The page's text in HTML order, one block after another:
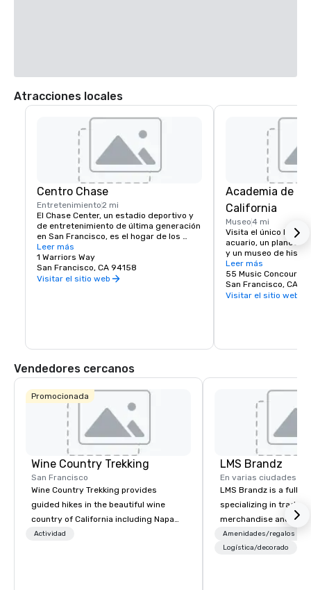
Atracciones locales
Centro Chase
Entretenimiento2 mi
El Chase Center, un estadio deportivo y
de entretenimiento de última generación
en San Francisco, es el hogar de los
Golden State Warriors y de casi 200
eventos al año.
Leer más
1 Warriors Way
San Francisco, CA 94158
Visitar el sitio web
Academia de
California
Museo4 mi
Visita el único lugar
acuario, un
y un museo de
un mismo techo.
Leer más
55 Music Concourse
San Francisco, CA
Visitar el sitio web
Vendedores cercanos
Promocionada
Wine Country Trekking
San Francisco
Wine Country Trekking provides
guided hikes in the beautiful wine
country of California including Napa
and Sonoma Valleys. These
Actividad
LMS Brandz
En varias ciudades
LMS Brandz is a full-
specializing in trade
merchandise and
booth giveaways and
to executive gifting,
Amenidades/regalos
Logística/decorado